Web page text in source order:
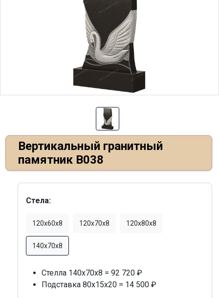
Вертикальный гранитный
памятник В038
Стела:
120х60х8 120х70х8 120х80х8
140х70х8
Стелла 140х70х8 = 92 720 ₽
Подставка 80х15х20 = 14 500 ₽